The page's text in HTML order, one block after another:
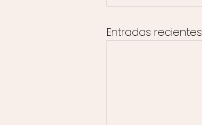
Entradas recientes